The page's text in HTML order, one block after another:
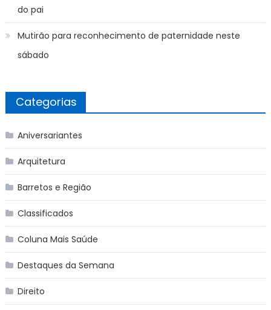
do pai
Mutirão para reconhecimento de paternidade neste
sábado
Categorias
Aniversariantes
Arquitetura
Barretos e Região
Classificados
Coluna Mais Saúde
Destaques da Semana
Direito